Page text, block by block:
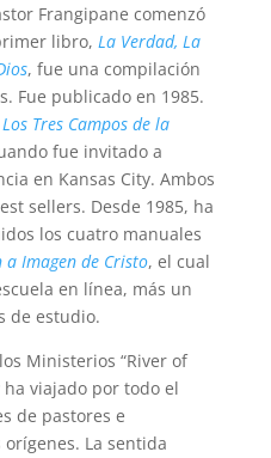
Frangipane comenzó
libro, La Verdad, La
, fue una compilación
Fue publicado en 1985.
Los Tres Campos de la
fue invitado a
en Kansas City. Ambos
sellers. Desde 1985, ha
los cuatro manuales
Imagen de Cristo, el cual
en línea, más un
de estudio.
Ministerios “River of
ha viajado por todo el
de pastores e
La sentida